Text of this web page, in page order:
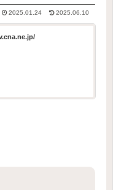
2025.01.24 2025.06.10